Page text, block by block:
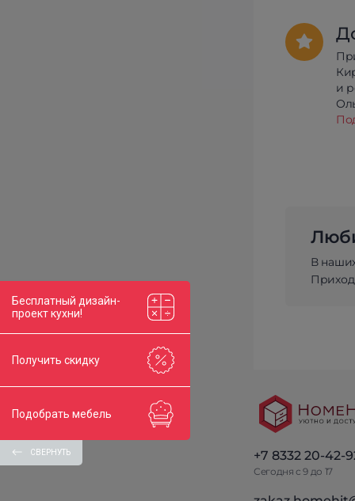
и
В
+7 8332 20-42-
Сегодня с 9 до 17
Бесплатный дизайн-
проект кухни!
Получить скидку
Подобрать мебель
СВЕРНУТЬ